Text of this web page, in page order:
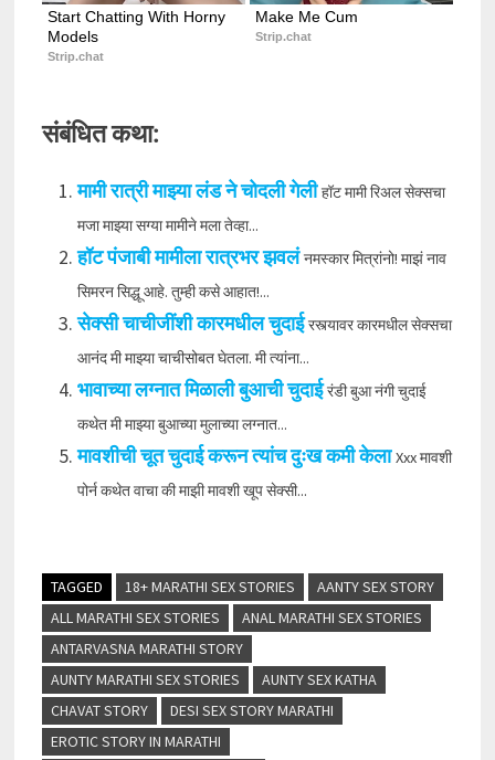
Start Chatting With Horny
Models
Strip.chat
Make Me Cum
Strip.chat
संबंधित कथा:
मामी रात्री माझ्या लंड ने चोदली गेली हॉट मामी रिअल सेक्सचा
मजा माझ्या सग्या मामीने मला तेव्हा...
हॉट पंजाबी मामीला रात्रभर झवलं नमस्कार मित्रांनो! माझं नाव
सिमरन सिद्धू आहे. तुम्ही कसे आहात!...
सेक्सी चाचीजींशी कारमधील चुदाई रस्त्यावर कारमधील सेक्सचा
आनंद मी माझ्या चाचीसोबत घेतला. मी त्यांना...
भावाच्या लग्नात मिळाली बुआची चुदाई रंडी बुआ नंगी चुदाई
कथेत मी माझ्या बुआच्या मुलाच्या लग्नात...
मावशीची चूत चुदाई करून त्यांच दुःख कमी केला Xxx मावशी
पोर्न कथेत वाचा की माझी मावशी खूप सेक्सी...
TAGGED 18+ MARATHI SEX STORIES
AANTY SEX STORY
ALL MARATHI SEX STORIES
ANAL MARATHI SEX STORIES
ANTARVASNA MARATHI STORY
AUNTY MARATHI SEX STORIES
AUNTY SEX KATHA
CHAVAT STORY
DESI SEX STORY MARATHI
EROTIC STORY IN MARATHI